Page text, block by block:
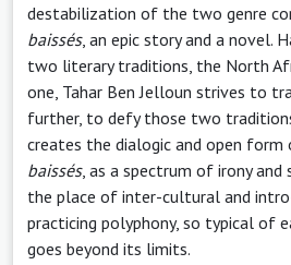
destabilization of the two genre
baissés, an epic story and a novel.
two literary traditions, the North
one, Tahar Ben Jelloun strives to
further, to defy those two
creates the dialogic and open
baissés, as a spectrum of irony and
the place of inter-cultural and
practicing polyphony, so typical of
goes beyond its limits.